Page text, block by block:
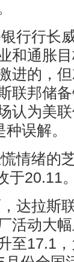
行行长
和通胀
进的，
联邦储
认为美
误解。
情绪的
于20.11。
达拉斯
活动大
至17.1